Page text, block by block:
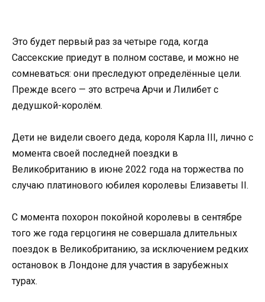
Это будет первый раз за четыре года, когда
Сассекские приедут в полном составе, и можно не
сомневаться: они преследуют определённые цели.
Прежде всего — это встреча Арчи и Лилибет с
дедушкой-королём.
Дети не видели своего деда, короля Карла III, лично с
момента своей последней поездки в
Великобританию в июне 2022 года на торжества по
случаю платинового юбилея королевы Елизаветы II.
С момента похорон покойной королевы в сентябре
того же года герцогиня не совершала длительных
поездок в Великобританию, за исключением редких
остановок в Лондоне для участия в зарубежных
турах.